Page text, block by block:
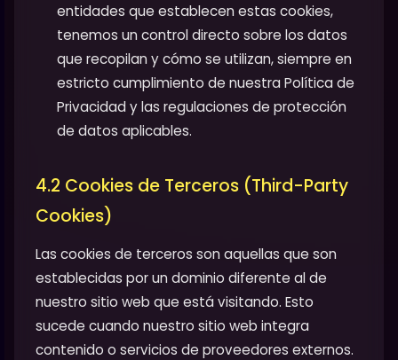
entidades que establecen estas cookies,
tenemos un control directo sobre los datos
que recopilan y cómo se utilizan, siempre en
estricto cumplimiento de nuestra Política de
Privacidad y las regulaciones de protección
de datos aplicables.
4.2 Cookies de Terceros (Third-Party
Cookies)
Las cookies de terceros son aquellas que son
establecidas por un dominio diferente al de
nuestro sitio web que está visitando. Esto
sucede cuando nuestro sitio web integra
contenido o servicios de proveedores externos.